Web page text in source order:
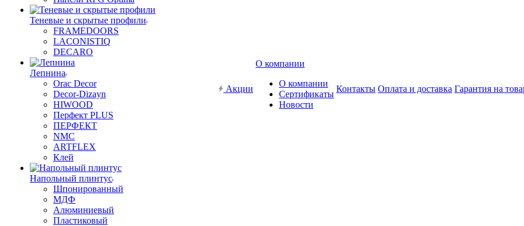
Теневые и скрытые профили
FRAMEDOORS
LACONISTIQ
DECARO
Лепнина
Orac Decor
Decor-Dizayn
HIWOOD
Перфект PLUS
ПЕРФЕКТ
NMC
ARTFLEX
Клей
Напольный плинтус
Шпонированный
МДФ
Алюминиевый
Пластиковый
Акции
О компании
О компании
Сертификаты
Новости
Контакты Оплата и доставка Гарантия на